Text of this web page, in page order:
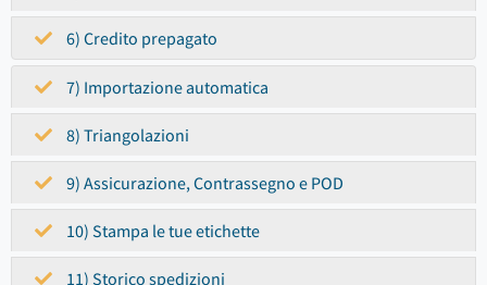
6) Credito prepagato
7) Importazione automatica
8) Triangolazioni
9) Assicurazione, Contrassegno e POD
10) Stampa le tue etichette
11) Storico spedizioni